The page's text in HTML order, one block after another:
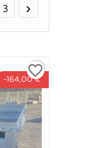
3 
-164,00 €
favorite_border